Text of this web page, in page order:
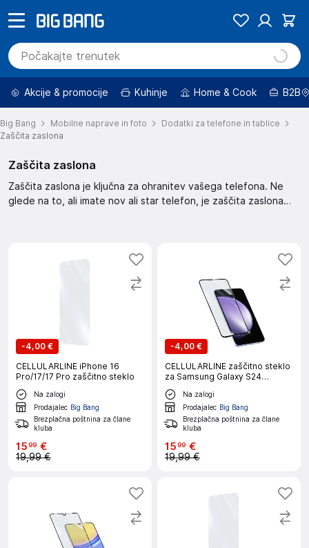
Akcije & promocije Kuhinje Home & Cook B2B
Big Bang Mobilne naprave in foto
Dodatki za telefone in tablice
Zaščita zaslona
Zaščita zaslona
Zaščita zaslona je ključna za ohranitev vašega telefona. Ne
glede na to, ali imate nov ali star telefon, je zaščita zaslona
-4,00 €
CELLULARLINE iPhone 16
Pro/17/17 Pro zaščitno steklo
Na zalogi
Prodajalec Big Bang
Brezplačna poštnina za člane
kluba
1599 €
19,99 €
-4,00 €
CELLULARLINE zaščitno steklo
za Samsung Galaxy S24
FE/A36/A56
Na zalogi
Prodajalec Big Bang
Brezplačna poštnina za člane
kluba
1599 €
19,99 €